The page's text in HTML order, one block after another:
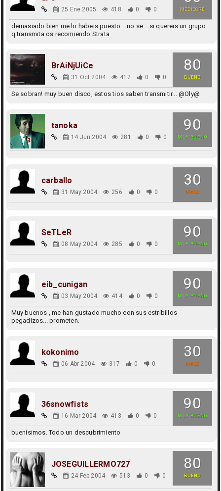
MEDIOCRE
25 Ene 2005 418 0 0
demasiado bien me lo habeis puesto... no se... si quereis un grupo
q transmita os recomiendo Strata
80
BUENO
BrAiNjUiCe
31 Oct 2004 412 0 0
Se sobran! muy buen disco, estos tios saben transmitir... @Oly@
90
MUY BUENO
tanoka
14 Jun 2004 281 0 0
30
MALO
carballo
31 May 2004 256 0 0
90
MUY BUENO
SeTLeR
08 May 2004 285 0 0
90
MUY BUENO
eib_cunigan
03 May 2004 414 0 0
Muy buenos , me han gustado mucho con sus estribillos
pegadizos... prometen.
30
MALO
kokonimo
06 Abr 2004 317 0 0
90
MUY BUENO
36snowfists
16 Mar 2004 413 0 0
buenísimos. Todo un descubrimiento
80
BUENO
JOSEGUILLERMO727
24 Feb 2004 513 0 0